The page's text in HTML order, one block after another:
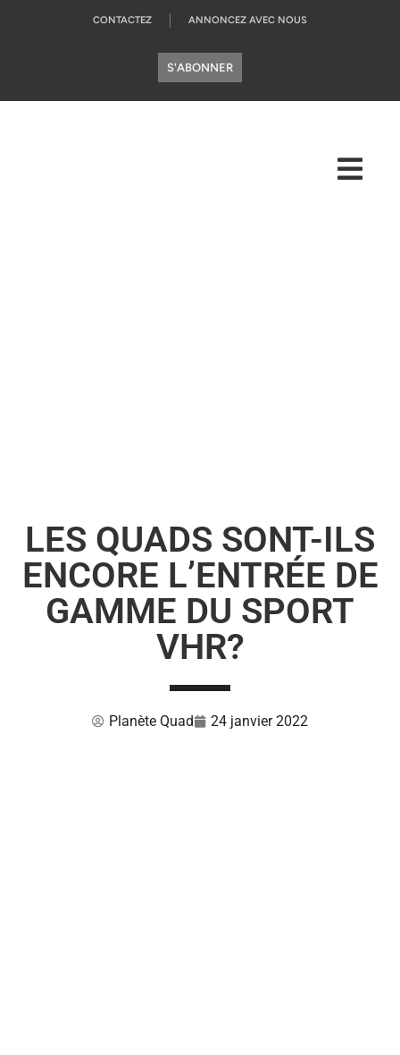
CONTACTEZ ANNONCEZ AVEC NOUS
S'ABONNER
LES QUADS SONT-ILS
ENCORE L’ENTRÉE DE
GAMME DU SPORT
VHR?
Planète Quad 24 janvier 2022